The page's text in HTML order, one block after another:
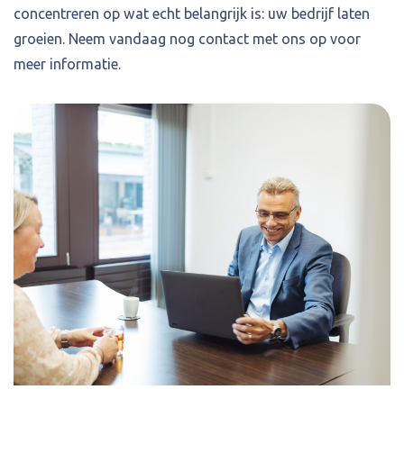
concentreren op wat echt belangrijk is: uw bedrijf laten
groeien. Neem vandaag nog contact met ons op voor
meer informatie.